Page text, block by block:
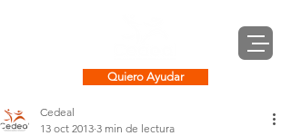
Quiero Ayudar
Cedeal
13 oct 2013 3 min de lectura